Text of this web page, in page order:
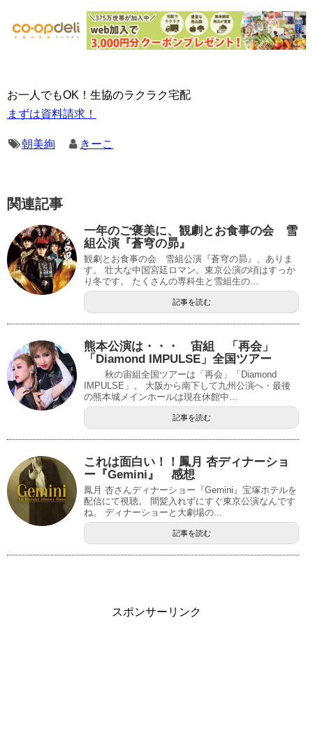
お一人でもOK！生協のラクラク宅配
まずは資料請求！
朝美絢 きーこ
関連記事
一年のご褒美に、観劇とお食事の会 雪
組公演『蒼穹の昴』
観劇とお食事の会 雪組公演『蒼穹の昴』、ありま
す。 壮大な中国宮廷ロマン。東京公演の頃はすっか
り冬です。 たくさんの専科生と雪組生の...
記事を読む
熊本公演は・・・ 宙組 「再会」
「Diamond IMPULSE」全国ツアー
秋の宙組全国ツアーは「再会」「Diamond
IMPULSE」。 大阪から南下して九州公演へ・最後
の熊本城メインホールは現在休館中...
記事を読む
これは面白い！！鳳月 杏ディナーショ
ー『Gemini』 感想
鳳月 杏さんディナーショー『Gemini』宝塚ホテルを
配信にて視聴。 間髪入れずにすぐ東京公演なんです
ね。 ディナーショーと大劇場の...
記事を読む
スポンサーリンク